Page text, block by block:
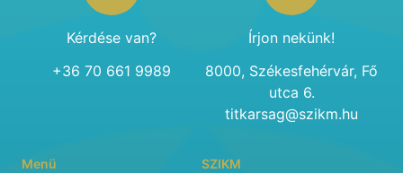
Kérdése van?
+36 70 661 9989
Írjon nekünk!
8000, Székesfehérvár, Fő
utca 6.
titkarsag@szikm.hu
Menü SZIKM